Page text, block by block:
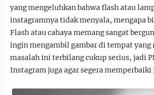
yang mengeluhkan bahwa flash atau
instagramnya tidak menyala, mengapa
Flash atau cahaya memang sangat
ingin mengambil gambar di tempat yang
masalah ini terbilang cukup serius, jadi
Instagram juga agar segera memperbaiki